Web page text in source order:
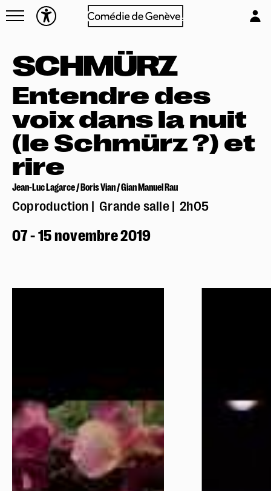
Navettes
Foire aux questions
L'équipe
Partenaires
Louer la Comédie
Technique
SCHMÜRZ
Entendre des
voix dans la nuit
(le Schmürz ?) et
rire
Jean-Luc Lagarce / Boris Vian / Gian Manuel Rau
Coproduction Grande salle 2h05
07 - 15 novembre 2019